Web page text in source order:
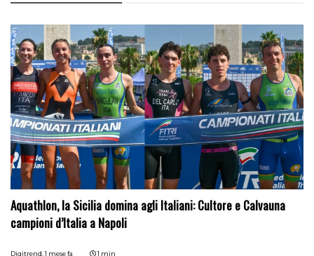
Aquathlon, la Sicilia domina agli Italiani: Cultore e Calvauna
campioni d’Italia a Napoli
Digitrend,1 mese fa 1 min